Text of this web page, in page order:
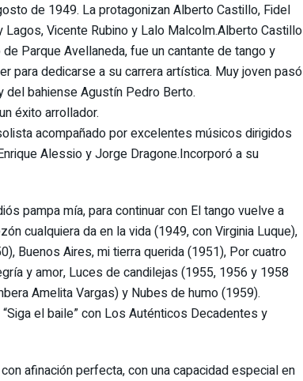
de 1949. La protagonizan Alberto Castillo, Fidel
Vicente Rubino y Lalo Malcolm.Alberto Castillo
Parque Avellaneda, fue un cantante de tango y
para dedicarse a su carrera artística. Muy joven pasó
del bahiense Agustín Pedro Berto.
éxito arrollador.
acompañado por excelentes músicos dirigidos
Alessio y Jorge Dragone.Incorporó a su
pampa mía, para continuar con El tango vuelve a
cualquiera da en la vida (1949, con Virginia Luque),
Buenos Aires, mi tierra querida (1951), Por cuatro
y amor, Luces de candilejas (1955, 1956 y 1958
Amelita Vargas) y Nubes de humo (1959).
el baile” con Los Auténticos Decadentes y
afinación perfecta, con una capacidad especial en